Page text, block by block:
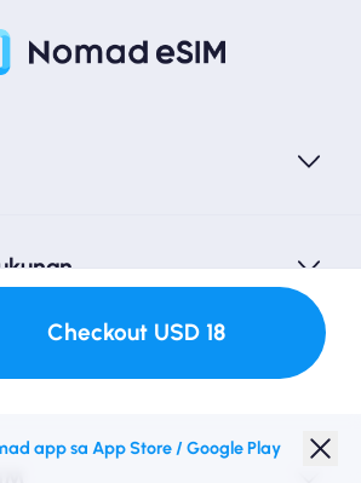
Checkout USD 18
app sa App Store / Google Play